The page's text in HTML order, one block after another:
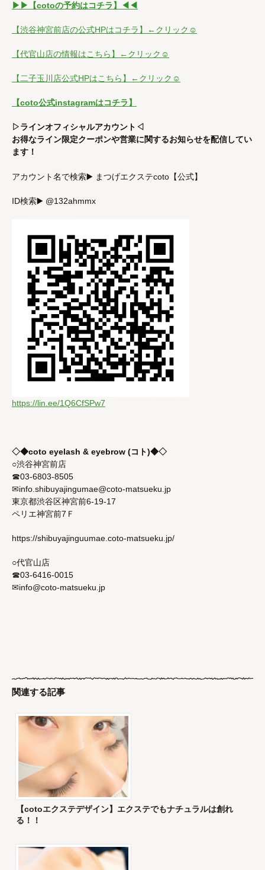
▶︎▶︎【cotoの予約はコチラ】◀︎◀︎
【渋谷神宮前店の公式HPはコチラ】←クリック☺︎
【代官山店の情報はこちら】←クリック☺
【二子玉川店公式HPはこちら】←クリック☺
【coto公式instagramはコチラ】
▷ラインオフィシャルアカウント◁
お得なライン限定クーポンや営業に関するお知らせを配信してい
ます！
アカウント名で検索▶️ まつげエクステcoto【公式】
ID検索▶️ @132ahmmx
https://lin.ee/1Q6CfSPw7
◇◆coto eyelash & eyebrow (コト)◆◇
○渋谷神宮前店
☎03-6803-8505
✉info.shibuyajingumae@coto-matsueku.jp
東京都渋谷区神宮前6-19-17
ペリエ神宮前7Ｆ
https://shibuyajinguumae.coto-matsueku.jp/
○代官山店
☎03-6416-0015
✉info@coto-matsueku.jp
関連する記事
【cotoエクステデザイン】エクステでもナチュラルは創れ
る！！